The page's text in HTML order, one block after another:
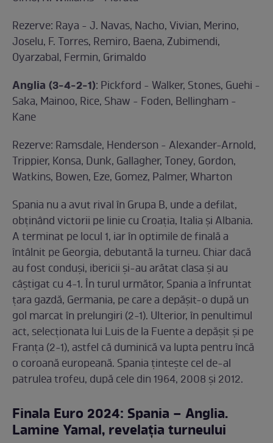
Rezerve: Raya - J. Navas, Nacho, Vivian, Merino,
Joselu, F. Torres, Remiro, Baena, Zubimendi,
Oyarzabal, Fermin, Grimaldo
Anglia (3-4-2-1): Pickford - Walker, Stones, Guehi -
Saka, Mainoo, Rice, Shaw - Foden, Bellingham -
Kane
Rezerve: Ramsdale, Henderson - Alexander-Arnold,
Trippier, Konsa, Dunk, Gallagher, Toney, Gordon,
Watkins, Bowen, Eze, Gomez, Palmer, Wharton
Spania nu a avut rival în Grupa B, unde a defilat,
obținând victorii pe linie cu Croația, Italia și Albania.
A terminat pe locul 1, iar în optimile de finală a
întâlnit pe Georgia, debutantă la turneu. Chiar dacă
au fost conduși, ibericii și-au arătat clasa și au
câștigat cu 4-1. În turul următor, Spania a înfruntat
țara gazdă, Germania, pe care a depășit-o după un
gol marcat în prelungiri (2-1). Ulterior, în penultimul
act, selecționata lui Luis de la Fuente a depășit și pe
Franța (2-1), astfel că duminică va lupta pentru încă
o coroană europeană. Spania țintește cel de-al
patrulea trofeu, după cele din 1964, 2008 și 2012.
Finala Euro 2024: Spania – Anglia.
Lamine Yamal, revelația turneului